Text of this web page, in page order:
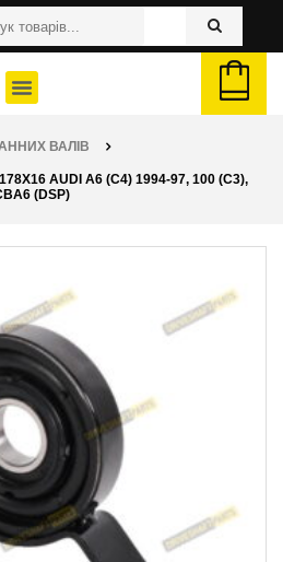
ВАЛІВ
AUDI A6 (C4) 1994-97, 100 (C3),
(DSP)